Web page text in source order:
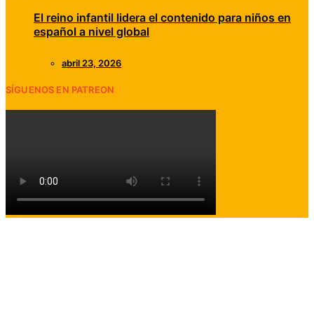
El reino infantil lidera el contenido para niños en
español a nivel global
abril 23, 2026
SÍGUENOS EN PATREON